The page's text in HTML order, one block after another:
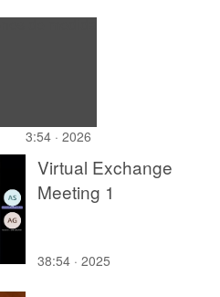
3:54 · 2026
Virtual Exchange
Meeting 1
38:54 · 2025